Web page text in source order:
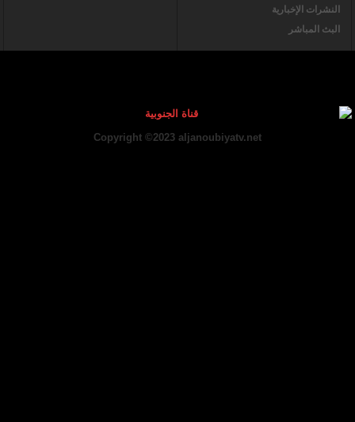
النشرات الإخبارية
البث المباشر
Copyright ©2023 aljanoubiyatv.net